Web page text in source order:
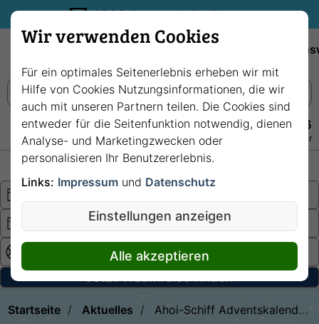
35€ Reisegutschein sichern.
+49 228 3875 7256
Persönlich · Kostenlos · Täglich 08–22 Uhr
Hochsee Fluss
Startseite Aktuelles Ahoi-Schiff Adventskalender: Täglich Türchen öffnen und gewinnen!
Wir verwenden Cookies
Für ein optimales Seitenerlebnis erheben wir mit
Hilfe von Cookies Nutzungsinformationen, die wir
auch mit unseren Partnern teilen. Die Cookies sind
entweder für die Seitenfunktion notwendig, dienen
Analyse- und Marketingzwecken oder
personalisieren Ihr Benutzererlebnis.
Links: Impressum und Datenschutz
Einstellungen anzeigen
Alle akzeptieren